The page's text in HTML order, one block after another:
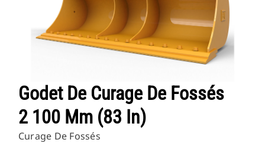
Godet De Curage De Fossés
2 100 Mm (83 In)
Curage De Fossés